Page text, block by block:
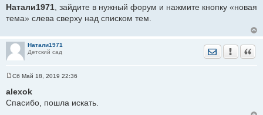
о
б
и
е
Натали1971 , зайдите в нужный форум и нажмите кнопку «новая
тема» слева сверху над списком тем.
Натали1971
Детский сад
Отправить
о
б
Сб Май 18, 2019 22:36
alexok
Спасибо, пошла искать.